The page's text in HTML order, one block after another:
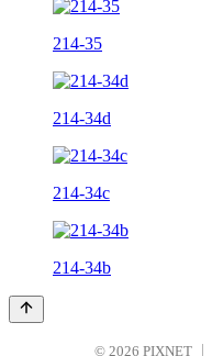
214-35
214-34d
214-34c
214-34b
© 2026 PIXNET